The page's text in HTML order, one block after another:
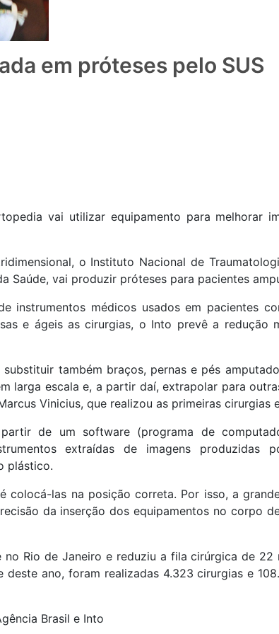
em próteses pelo SUS
vai utilizar equipamento para melhorar
o Instituto Nacional de
Saúde, vai produzir próteses para pacientes
instrumentos médicos usados em pacientes
e ágeis as cirurgias, o Into prevê a redução
também braços, pernas e pés
larga escala e, a partir daí, extrapolar para
Vinicius, que realizou as primeiras cirurgias
de um software (programa de
extraídas de imagens produzidas
plástico.
colocá-las na posição correta. Por isso, a
da inserção dos equipamentos no corpo
Rio de Janeiro e reduziu a fila cirúrgica de 22
deste ano, foram realizadas 4.323 cirurgias e
Brasil e Into